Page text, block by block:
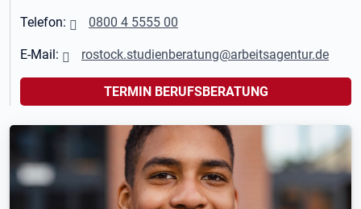
Telefon: 0800 4 5555 00
E-Mail: rostock.studienberatung@arbeitsagentur.de
TERMIN BERUFSBERATUNG